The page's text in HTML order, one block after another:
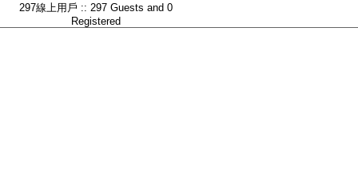
297線上用戶 :: 297 Guests and 0
Registered